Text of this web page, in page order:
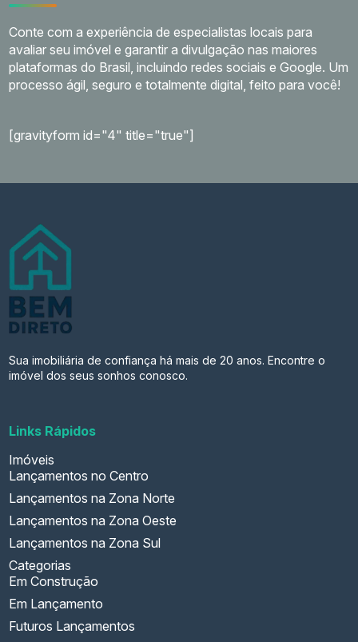
Conte com a experiência de especialistas locais para
avaliar seu imóvel e garantir a divulgação nas maiores
plataformas do Brasil, incluindo redes sociais e Google. Um
processo ágil, seguro e totalmente digital, feito para você!
[gravityform id="4" title="true"]
Sua imobiliária de confiança há mais de 20 anos. Encontre o
imóvel dos seus sonhos conosco.
Links Rápidos
Imóveis
Lançamentos no Centro
Lançamentos na Zona Norte
Lançamentos na Zona Oeste
Lançamentos na Zona Sul
Categorias
Em Construção
Em Lançamento
Futuros Lançamentos